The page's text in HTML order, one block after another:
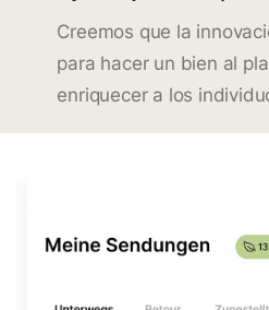
Creemos que la
para hacer un bien al
enriquecer a los